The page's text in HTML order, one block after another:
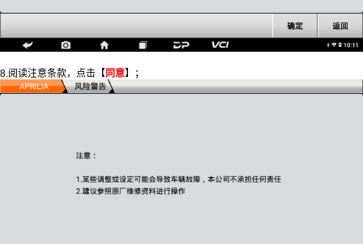
8.阅读注意条款，点击【 同意】；